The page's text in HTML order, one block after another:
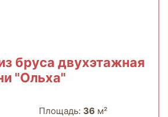
бруса двухэтажная
"Ольха"
Площадь: 36 м²